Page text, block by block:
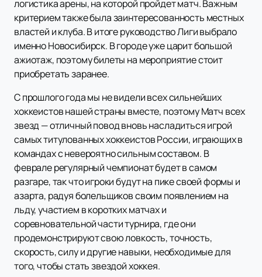
логистика арены, на которой пройдет матч. Важным
критерием также была заинтересованность местных
властей и клуба. В итоге руководство Лиги выбрало
именно Новосибирск. В городе уже царит большой
ажиотаж, поэтому билеты на мероприятие стоит
приобретать заранее.
С прошлого года мы не видели всех сильнейших
хоккеистов нашей страны вместе, поэтому Матч всех
звезд — отличный повод вновь насладиться игрой
самых титулованных хоккеистов России, играющих в
командах с невероятно сильным составом. В
феврале регулярный чемпионат будет в самом
разгаре, так что игроки будут на пике своей формы и
азарта, радуя болельщиков своим появлением на
льду, участием в коротких матчах и
соревновательной части турнира, где они
продемонстрируют свою ловкость, точность,
скорость, силу и другие навыки, необходимые для
того, чтобы стать звездой хоккея.